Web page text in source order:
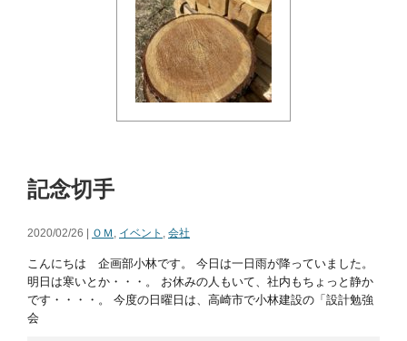
記念切手
2020/02/26 | ＯＭ , イベント , 会社
こんにちは 企画部小林です。 今日は一日雨が降っていました。
明日は寒いとか・・・。 お休みの人もいて、社内もちょっと静か
です・・・・。 今度の日曜日は、高崎市で小林建設の「設計勉強
会